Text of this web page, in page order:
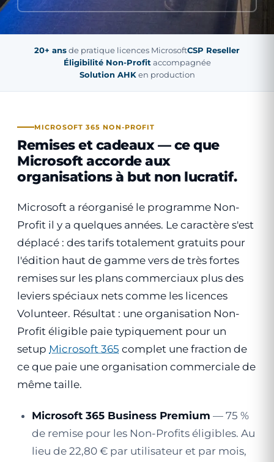
20+ ans de pratique licences MicrosoftCSP Reseller
Éligibilité Non-Profitaccompagnée
Solution AHKen production
MICROSOFT 365 NON-PROFIT
Remises et cadeaux — ce que
Microsoft accorde aux
organisations à but non lucratif.
Microsoft a réorganisé le programme Non-
Profit il y a quelques années. Le caractère s'est
déplacé : des tarifs totalement gratuits pour
l'édition haut de gamme vers de très fortes
remises sur les plans commerciaux plus des
leviers spéciaux nets comme les licences
Volunteer. Résultat : une organisation Non-
Profit éligible paie typiquement pour un
setup Microsoft 365 complet une fraction de
ce que paie une organisation commerciale de
même taille.
Microsoft 365 Business Premium — 75 %
de remise pour les Non-Profits éligibles. Au
lieu de 22,80 € par utilisateur et par mois,